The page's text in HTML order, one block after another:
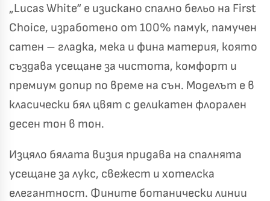
„Lucas White“ е изискано спално бельо на First
Choice, изработено от 100% памук, памучен
сатен – гладка, мека и фина материя, която
създава усещане за чистота, комфорт и
премиум допир по време на сън. Моделът е в
класически бял цвят с деликатен флорален
десен тон в тон.
Изцяло бялата визия придава на спалнята
усещане за лукс, свежест и хотелска
елегантност. Фините ботанически линии
🎁 Късметът избра Вас!